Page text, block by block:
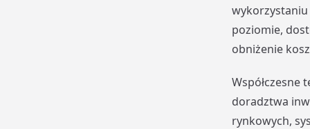
wykorzystaniu
poziomie,
obniżenie
Współczesne
doradztwa
rynkowych,